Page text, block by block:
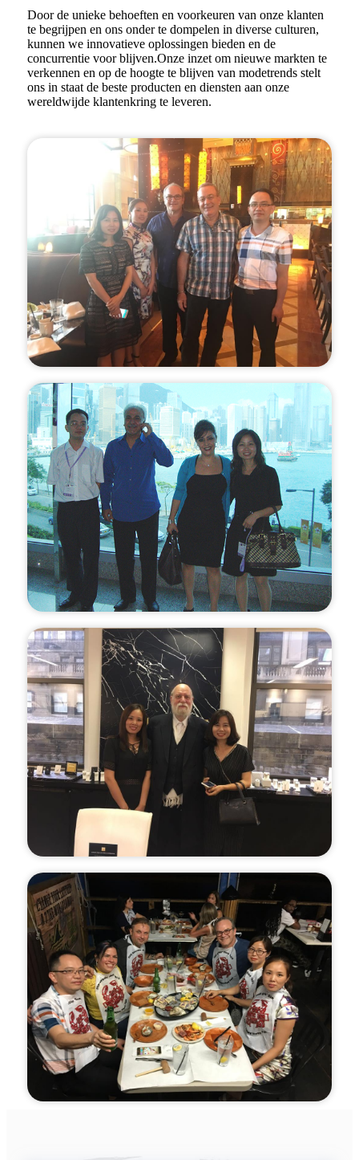
Door de unieke behoeften en voorkeuren van onze klanten
te begrijpen en ons onder te dompelen in diverse culturen,
kunnen we innovatieve oplossingen bieden en de
concurrentie voor blijven.Onze inzet om nieuwe markten te
verkennen en op de hoogte te blijven van modetrends stelt
ons in staat de beste producten en diensten aan onze
wereldwijde klantenkring te leveren.